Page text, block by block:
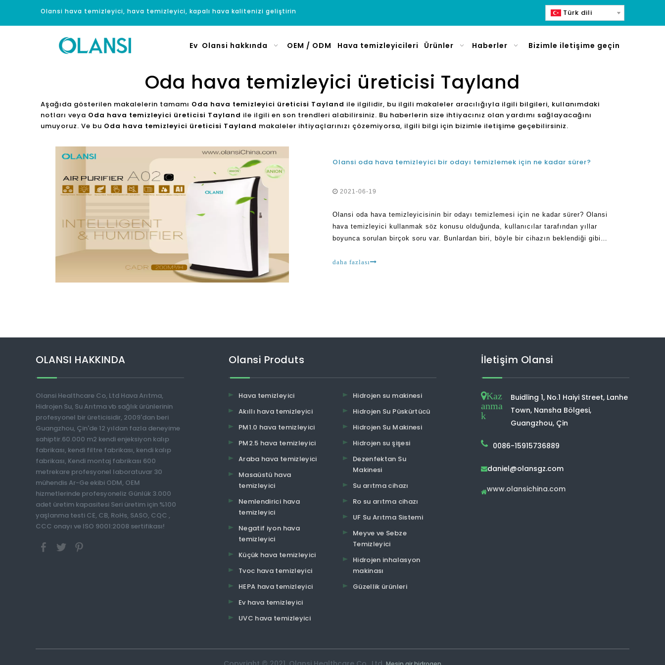
Olansi hava temizleyici, hava temizleyici, kapalı hava kalitenizi geliştirin Türk dili
Ev Olansi hakkında OEM / ODM Hava temizleyicileri Ürünler Haberler Bizimle iletişime geçin
Oda hava temizleyici üreticisi Tayland
Aşağıda gösterilen makalelerin tamamı Oda hava temizleyici üreticisi Tayland ile ilgilidir, bu ilgili makaleler aracılığıyla ilgili bilgileri, kullanımdaki
notları veya Oda hava temizleyici üreticisi Tayland ile ilgili en son trendleri alabilirsiniz. Bu haberlerin size ihtiyacınız olan yardımı sağlayacağını
umuyoruz. Ve bu Oda hava temizleyici üreticisi Tayland makaleler ihtiyaçlarınızı çözemiyorsa, ilgili bilgi için bizimle iletişime geçebilirsiniz.
Olansi oda hava temizleyici bir odayı temizlemek için ne kadar sürer?
2021-06-19
Olansi oda hava temizleyicisinin bir odayı temizlemesi için ne kadar sürer? Olansi
hava temizleyici kullanmak söz konusu olduğunda, kullanıcılar tarafından yıllar
boyunca sorulan birçok soru var. Bunlardan biri, böyle bir cihazın beklendiği gibi
daha fazlası
OLANSI HAKKINDA
Olansi Healthcare Co, Ltd Hava Arıtma,
Hidrojen Su, Su Arıtma vb sağlık ürünlerinin
profesyonel bir üreticisidir, 2009'dan beri
Guangzhou, Çin'de 12 yıldan fazla deneyime
sahiptir.60.000 m2 kendi enjeksiyon kalıp
fabrikası, kendi filtre fabrikası, kendi kalıp
fabrikası, Kendi montaj fabrikası 600
metrekare profesyonel laboratuvar 30
mühendis Ar-Ge ekibi ODM, OEM
hizmetlerinde profesyoneliz Günlük 3.000
adet üretim kapasitesi Seri üretim için %100
yaşlanma testi CE, CB, RoHs, SASO, CQC ,
CCC onayı ve ISO 9001:2008 sertifikası!
Olansi Produts
Hava temizleyici
Akıllı hava temizleyici
PM1.0 hava temizleyici
PM2.5 hava temizleyici
Araba hava temizleyici
Masaüstü hava
temizleyici
Nemlendirici hava
temizleyici
Negatif iyon hava
temizleyici
Küçük hava temizleyici
Tvoc hava temizleyici
HEPA hava temizleyici
Ev hava temizleyici
UVC hava temizleyici
Hidrojen su makinesi
Hidrojen Su Püskürtücü
Hidrojen Su Makinesi
Hidrojen su şişesi
Dezenfektan Su
Makinesi
Su arıtma cihazı
Ro su arıtma cihazı
UF Su Arıtma Sistemi
Meyve ve Sebze
Temizleyici
Hidrojen inhalasyon
makinası
Güzellik ürünleri
İletişim Olansi
Kaz
anma
k
Buidling 1, No.1 Haiyi Street, Lanhe
Town, Nansha Bölgesi,
Guangzhou, Çin
0086-15915736889
daniel@olansgz.com
www.olansichina.com